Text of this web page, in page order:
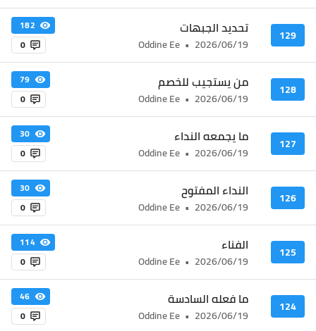
129 تحديد الجبهات
2026/06/19
•
Oddine Ee
182
0
128 من يستجيب للخصم
2026/06/19
•
Oddine Ee
79
0
127 ما يجمعه النداء
2026/06/19
•
Oddine Ee
30
0
126 النداء المفتوح
2026/06/19
•
Oddine Ee
30
0
125 الفناء
2026/06/19
•
Oddine Ee
114
0
124 ما فعله السادسة
2026/06/19
•
Oddine Ee
46
0